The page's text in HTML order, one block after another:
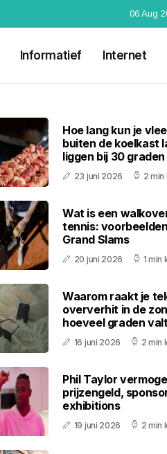
06 Aug
Informatief Internet
Hoe lang kun je
buiten de koelkast
liggen bij 30 graden
23 juni 2026 2
Wat is een
tennis:
Grand Slams
20 juni 2026 1 min
Waarom raakt je
oververhit in de
hoeveel graden
16 juni 2026 2 min
Phil Taylor
prijzengeld,
exhibitions
19 juni 2026 2 min